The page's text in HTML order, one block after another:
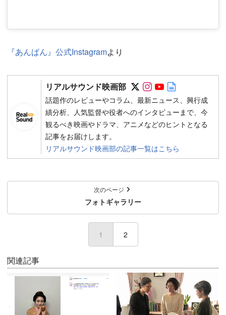
『あんぱん』公式Instagramより
リアルサウンド映画部 Follow on SNS
Follow on SNS
Follow on
話題作のレビューやコラム、最新ニュース、興行成
績分析、人気監督や役者へのインタビューまで、今
観るべき映画やドラマ、アニメなどのヒントとなる
記事をお届けします。
リアルサウンド映画部の記事一覧はこちら
次のページ
フォトギャラリー
1 2
関連記事